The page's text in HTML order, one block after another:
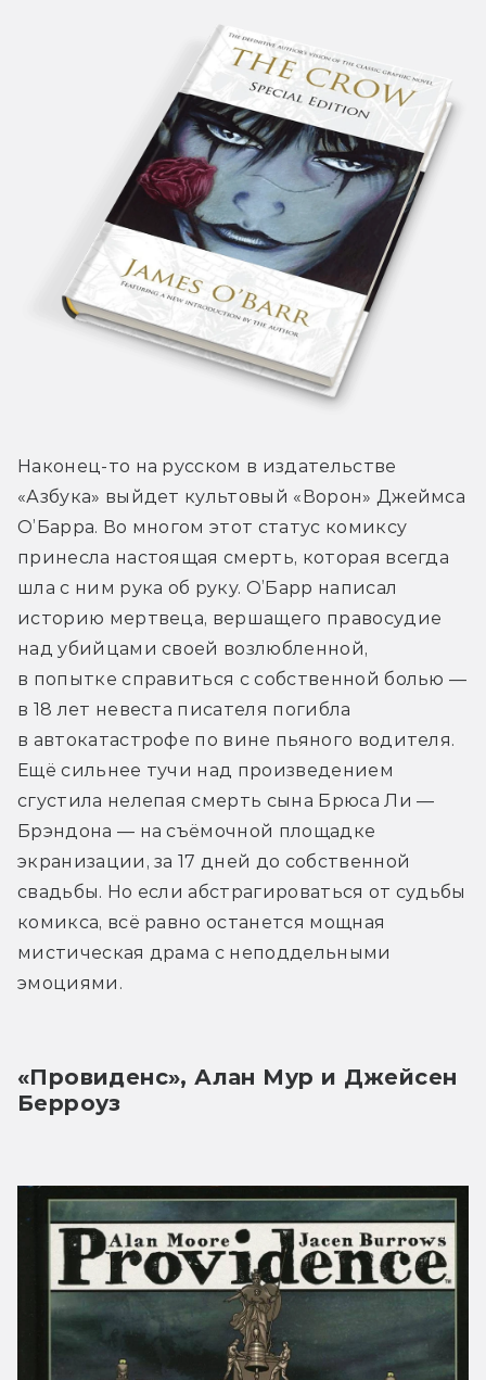
Наконец-то на русском в издательстве
«Азбука» выйдет культовый «Ворон» Джеймса
О’Барра. Во многом этот статус комиксу
принесла настоящая смерть, которая всегда
шла с ним рука об руку. О’Барр написал
историю мертвеца, вершащего правосудие
над убийцами своей возлюбленной,
в попытке справиться с собственной болью —
в 18 лет невеста писателя погибла
в автокатастрофе по вине пьяного водителя.
Ещё сильнее тучи над произведением
сгустила нелепая смерть сына Брюса Ли —
Брэндона — на съёмочной площадке
экранизации, за 17 дней до собственной
свадьбы. Но если абстрагироваться от судьбы
комикса, всё равно останется мощная
мистическая драма с неподдельными
эмоциями.
«Провиденс», Алан Мур и Джейсен
Берроуз